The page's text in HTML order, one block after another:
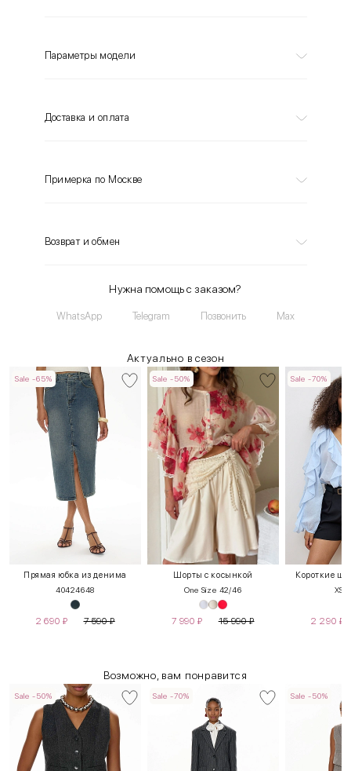
Параметры модели
Доставка и оплата
Примерка по Москве
Возврат и обмен
Нужна помощь с заказом?
WhatsApp Telegram Позвонить Max
Актуально в сезон
Sale -65%
Прямая юбка из денима
40424648
2 690 ₽ 7 590₽
Sale -50%
Шорты с косынкой
One Size 42/46
7 990 ₽ 15 990₽
Sale -70%
Короткие
XS
2 290 ₽
Возможно, вам понравится
Sale -50% Sale -70% Sale -50%